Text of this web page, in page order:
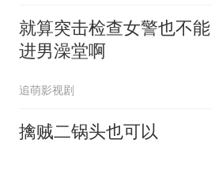
就算突击检查女警也不能
进男澡堂啊
追萌影视剧
擒贼二锅头也可以